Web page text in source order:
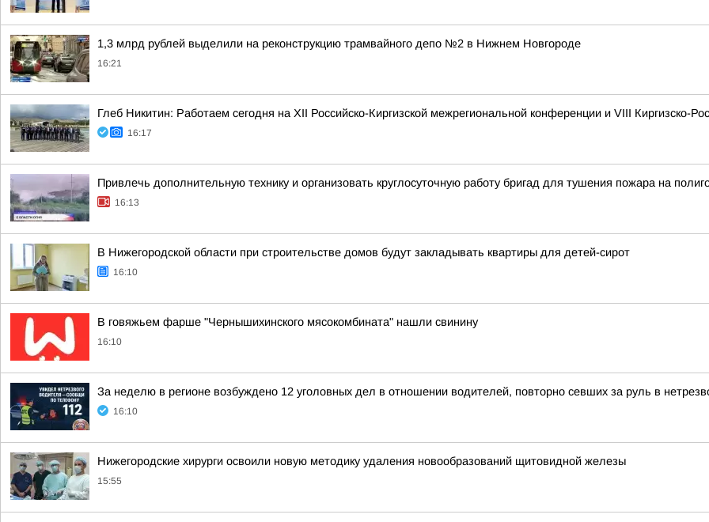
1,3 млрд рублей выделили на реконструкцию трамвайного депо №2 в Нижнем Новгороде
16:21
Глеб Никитин: Работаем сегодня на XII Российско-Киргизской межрегиональной конференции и VIII Киргизско-
16:17
Привлечь дополнительную технику и организовать круглосуточную работу бригад для тушения пожара на
16:13
В Нижегородской области при строительстве домов будут закладывать квартиры для детей-сирот
16:10
В говяжьем фарше "Чернышихинского мясокомбината" нашли свинину
16:10
За неделю в регионе возбуждено 12 уголовных дел в отношении водителей, повторно севших за руль в
16:10
Нижегородские хирурги освоили новую методику удаления новообразований щитовидной железы
15:55